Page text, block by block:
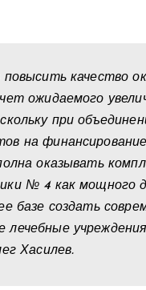
качество
ожидаемого
при
на
оказывать
№ 4 как мощного
базе создать
Хасилев.